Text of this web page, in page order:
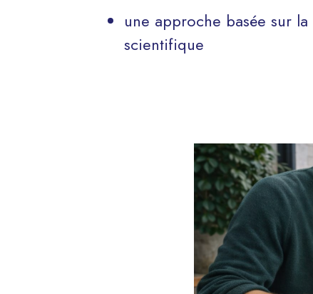
une approche basée sur la
scientifique